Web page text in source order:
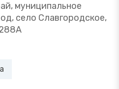
муниципальное
село Славгородское,